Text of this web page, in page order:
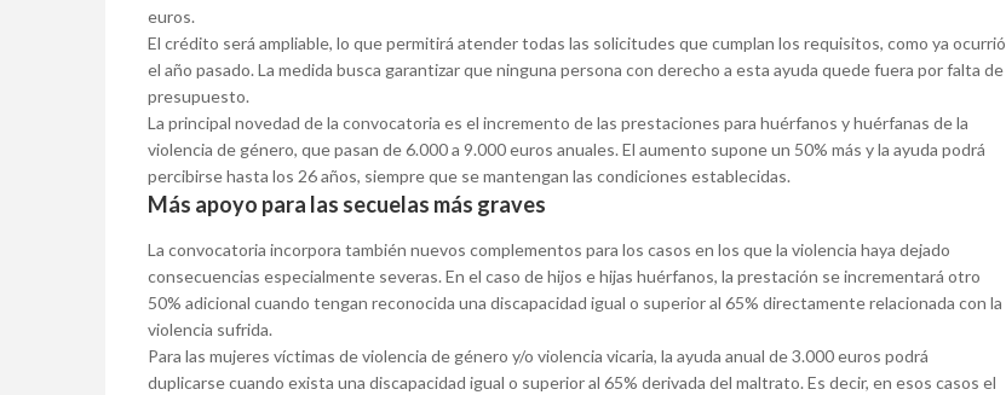
euros.
El crédito será ampliable, lo que permitirá atender todas las solicitudes que cumplan los requisitos, como ya ocurrió
el año pasado. La medida busca garantizar que ninguna persona con derecho a esta ayuda quede fuera por falta de
presupuesto.
La principal novedad de la convocatoria es el incremento de las prestaciones para huérfanos y huérfanas de la
violencia de género, que pasan de 6.000 a 9.000 euros anuales. El aumento supone un 50% más y la ayuda podrá
percibirse hasta los 26 años, siempre que se mantengan las condiciones establecidas.
Más apoyo para las secuelas más graves
La convocatoria incorpora también nuevos complementos para los casos en los que la violencia haya dejado
consecuencias especialmente severas. En el caso de hijos e hijas huérfanos, la prestación se incrementará otro
50% adicional cuando tengan reconocida una discapacidad igual o superior al 65% directamente relacionada con la
violencia sufrida.
Para las mujeres víctimas de violencia de género y/o violencia vicaria, la ayuda anual de 3.000 euros podrá
duplicarse cuando exista una discapacidad igual o superior al 65% derivada del maltrato. Es decir, en esos casos el